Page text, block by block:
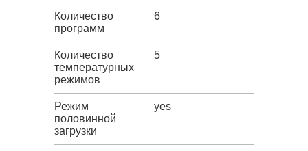
Количество
программ
6
Количество
температурных
режимов
5
Режим
половинной
загрузки
yes